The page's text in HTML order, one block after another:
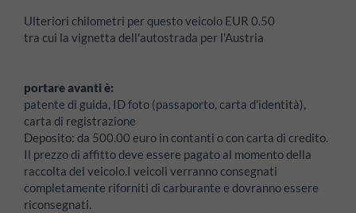
Ulteriori chilometri per questo veicolo EUR 0.50
tra cui la vignetta dell'autostrada per l'Austria
portare avanti è:
patente di guida, ID foto (passaporto, carta d'identità),
carta di registrazione
Deposito: da 500.00 euro in contanti o con carta di credito.
Il prezzo di affitto deve essere pagato al momento della
raccolta del veicolo.I veicoli verranno consegnati
completamente riforniti di carburante e dovranno essere
riconsegnati.